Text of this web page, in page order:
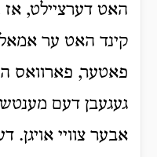
האט דערציילט, אז
קינד האט ער אמאל
פאטער, פארוואס
געגעבן דעם מענטשן
אבער צוויי